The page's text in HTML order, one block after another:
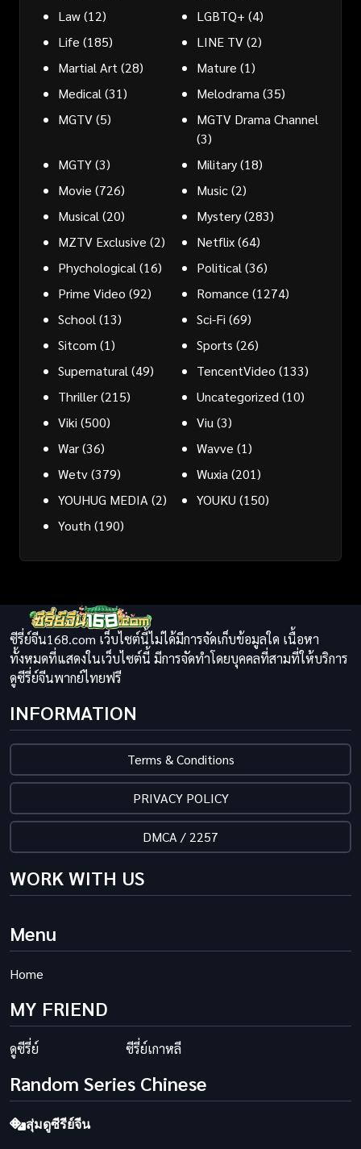
Law(12) LGBTQ+ (4)
Life (185) LINE TV(2)
Martial Art(28) Mature (1)
Medical(31) Melodrama(35)
MGTV(5)
MGTV Drama Channel
(3)
MGTY(3) Military(18)
Movie (726) Music(2)
Musical(20) Mystery(283)
MZTV Exclusive (2) Netflix(64)
Phychological(16) Political(36)
Prime Video (92) Romance (1274)
School(13) Sci-Fi (69)
Sitcom (1) Sports (26)
Supernatural(49) TencentVideo (133)
Thriller(215) Uncategorized(10)
Viki (500) Viu(3)
War(36) Wavve (1)
Wetv(379) Wuxia(201)
YOUHUG MEDIA(2) YOUKU (150)
Youth (190)
ซีรี่ย์จีน168.com เว็บไซต์นี้ไม่ได้มีการจัดเก็บข้อมูลใด เนื้อหา
ทั้งหมดที่แสดงในเว็บไซต์นี้ มีการจัดทำโดยบุคคลที่สามที่ให้บริการ
ดูซีรี่ย์จีนพากย์ไทยฟรี
INFORMATION
Terms & Conditions
PRIVACY POLICY
DMCA / 2257
WORK WITH US
Menu
Home
MY FRIEND
ดูซีรี่ย์ ซีรี่ย์เกาหลี
Random Series Chinese
สุ่มดูซีรีย์จีน